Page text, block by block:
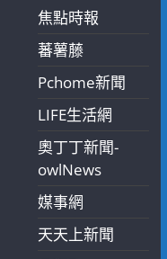
焦點時報
蕃薯藤
Pchome新聞
LIFE生活網
奧丁丁新聞-
owlNews
媒事網
天天上新聞